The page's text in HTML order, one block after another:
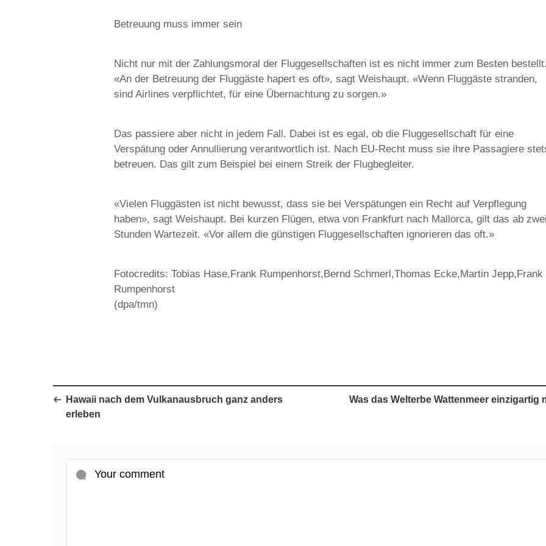
Betreuung muss immer sein
Nicht nur mit der Zahlungsmoral der Fluggesellschaften ist es nicht immer zum Besten bestellt.
«An der Betreuung der Fluggäste hapert es oft», sagt Weishaupt. «Wenn Fluggäste stranden,
sind Airlines verpflichtet, für eine Übernachtung zu sorgen.»
Das passiere aber nicht in jedem Fall. Dabei ist es egal, ob die Fluggesellschaft für eine
Verspätung oder Annullierung verantwortlich ist. Nach EU-Recht muss sie ihre Passagiere
betreuen. Das gilt zum Beispiel bei einem Streik der Flugbegleiter.
«Vielen Fluggästen ist nicht bewusst, dass sie bei Verspätungen ein Recht auf Verpflegung
haben», sagt Weishaupt. Bei kurzen Flügen, etwa von Frankfurt nach Mallorca, gilt das ab zwei
Stunden Wartezeit. «Vor allem die günstigen Fluggesellschaften ignorieren das oft.»
Fotocredits: Tobias Hase,Frank Rumpenhorst,Bernd Schmerl,Thomas Ecke,Martin Jepp,Frank
Rumpenhorst
(dpa/tmn)
Hawaii nach dem Vulkanausbruch ganz anders
erleben
Was das Welterbe Wattenmeer einzigartig